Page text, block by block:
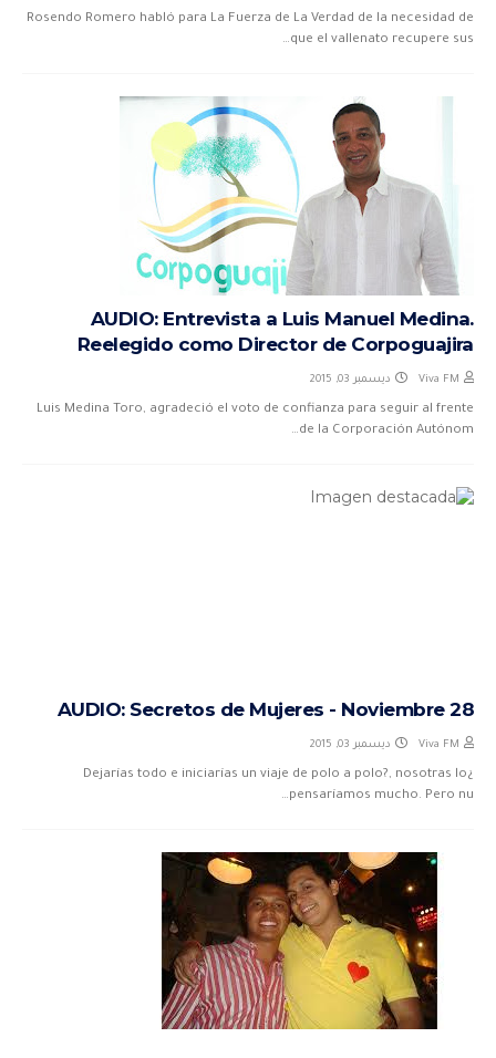
Rosendo Romero habló para La Fuerza de La Verdad de la necesidad de
que el vallenato recupere sus…
AUDIO: Entrevista a Luis Manuel Medina.
Reelegido como Director de Corpoguajira
Viva FM ديسمبر 03, 2015
Luis Medina Toro, agradeció el voto de confianza para seguir al frente
de la Corporación Autónom…
AUDIO: Secretos de Mujeres - Noviembre 28
Viva FM ديسمبر 03, 2015
¿Dejarías todo e iniciarías un viaje de polo a polo?, nosotras lo
pensaríamos mucho. Pero nu…